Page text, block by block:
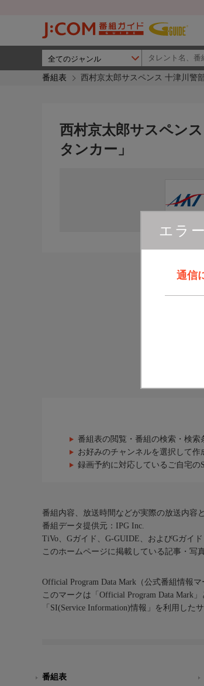
番組表 西村京太郎サスペンス 十津川警
エラー
通信
西村京太郎サスペン
タンカー」
番組表の閲覧・番組の検索・検索
お好みのチャンネルを選択して作
録画予約に対応しているご自宅の
番組内容、放送時間などが実際の放送内容
番組データ提供元：IPG Inc.
TiVo、Gガイド、G-GUIDE、およびGガイ
このホームページに掲載している記事・写
Official Program Data Mark（公式番組情報マ
このマークは「Official Program Data Mark
「SI(Service Information)情報」を利用した
番組表